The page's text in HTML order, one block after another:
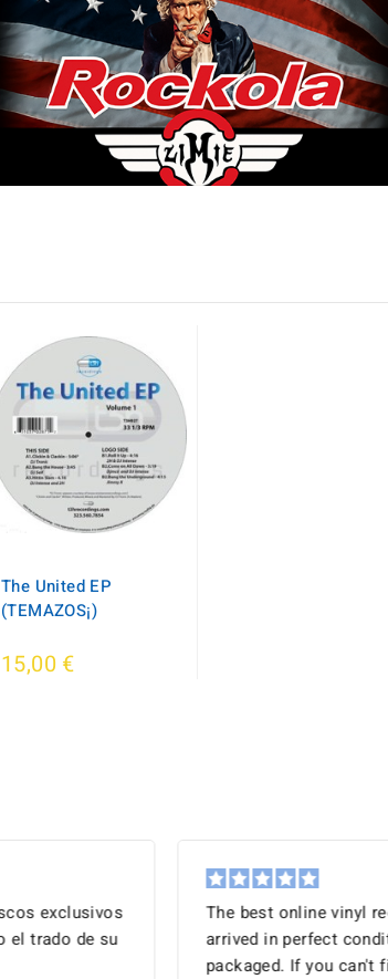
The United EP
(TEMAZOS¡)
15,00 €
The best online vinyl record store! My records
arrived in perfect condition and well
packaged. If you can't find a...